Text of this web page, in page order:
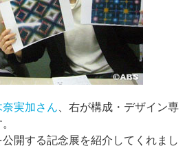
奈実加さん、右が構成・デザイン専
開する記念展を紹介してくれまし